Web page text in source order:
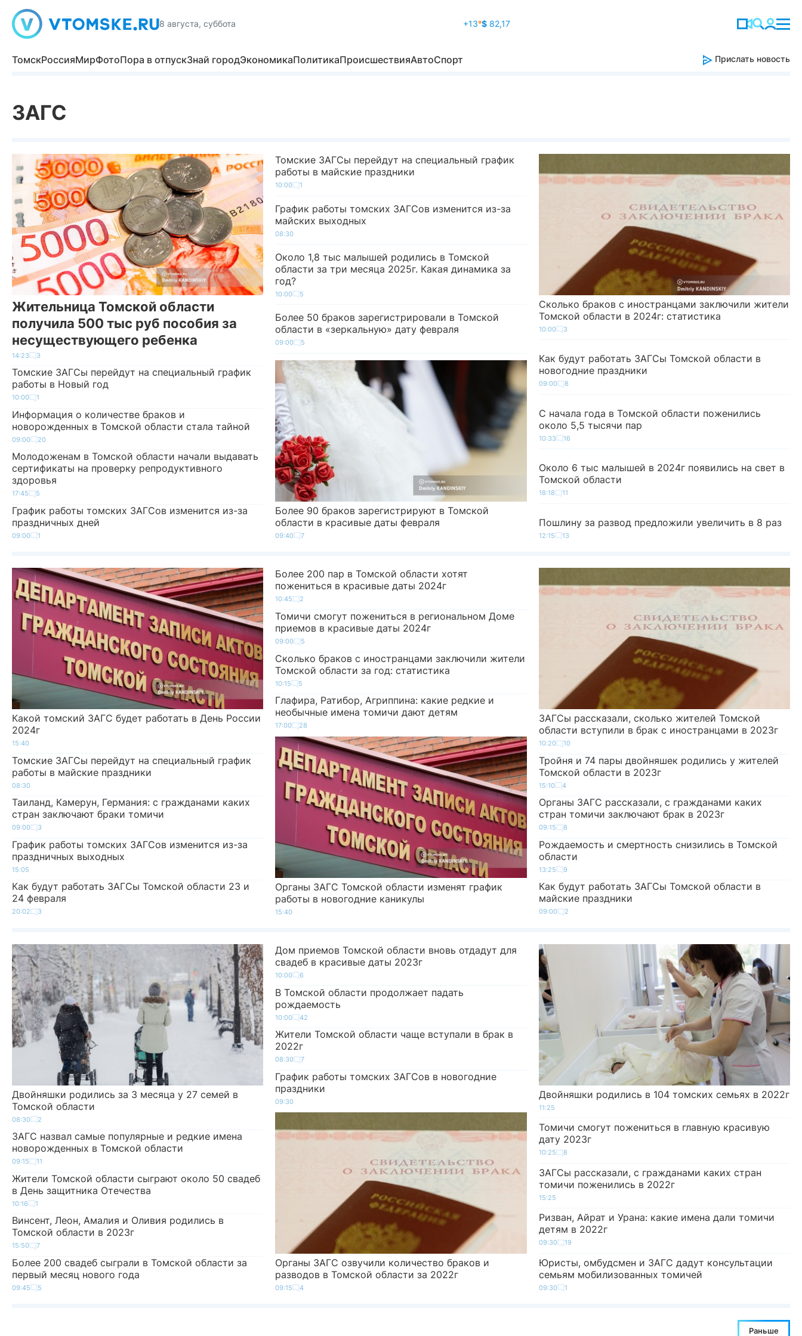
8 августа, суббота +13°$82,17
ТомскРоссияМирФотоПора в отпускЗнай городЭкономикаПолитикаПроисшествияАвтоСпорт Прислать новость
ЗАГС
Жительница Томской области
получила 500 тыс руб пособия за
несуществующего ребенка
14:23 3
Томские ЗАГСы перейдут на специальный график
работы в Новый год
10:00 1
Информация о количестве браков и
новорожденных в Томской области стала тайной
09:00 20
Молодоженам в Томской области начали выдавать
сертификаты на проверку репродуктивного
здоровья
17:45 5
График работы томских ЗАГСов изменится из-за
праздничных дней
09:00 1
Томские ЗАГСы перейдут на специальный график
работы в майские праздники
10:00 1
График работы томских ЗАГСов изменится из-за
майских выходных
08:30
Около 1,8 тыс малышей родились в Томской
области за три месяца 2025г. Какая динамика за
год?
10:00 5
Более 50 браков зарегистрировали в Томской
области в «зеркальную» дату февраля
09:00 5
Более 90 браков зарегистрируют в Томской
области в красивые даты февраля
09:40 7
Сколько браков с иностранцами заключили жители
Томской области в 2024г: статистика
10:00 3
Как будут работать ЗАГСы Томской области в
новогодние праздники
09:00 8
С начала года в Томской области поженились
около 5,5 тысячи пар
10:33 16
Около 6 тыс малышей в 2024г появились на свет в
Томской области
18:18 11
Пошлину за развод предложили увеличить в 8 раз
12:15 13
Какой томский ЗАГС будет работать в День России
2024г
15:40
Томские ЗАГСы перейдут на специальный график
работы в майские праздники
08:30
Таиланд, Камерун, Германия: с гражданами каких
стран заключают браки томичи
09:00 3
График работы томских ЗАГСов изменится из-за
праздничных выходных
15:05
Как будут работать ЗАГСы Томской области 23 и
24 февраля
20:02 3
Более 200 пар в Томской области хотят
пожениться в красивые даты 2024г
10:45 2
Томичи смогут пожениться в региональном Доме
приемов в красивые даты 2024г
09:00 5
Сколько браков с иностранцами заключили жители
Томской области за год: статистика
10:15 5
Глафира, Ратибор, Агриппина: какие редкие и
необычные имена томичи дают детям
17:00 28
Органы ЗАГС Томской области изменят график
работы в новогодние каникулы
15:40
ЗАГСы рассказали, сколько жителей Томской
области вступили в брак с иностранцами в 2023г
10:20 10
Тройня и 74 пары двойняшек родились у жителей
Томской области в 2023г
15:10 4
Органы ЗАГС рассказали, с гражданами каких
стран томичи заключают брак в 2023г
09:15 8
Рождаемость и смертность снизились в Томской
области
13:25 9
Как будут работать ЗАГСы Томской области в
майские праздники
09:00 2
Двойняшки родились за 3 месяца у 27 семей в
Томской области
08:30 2
ЗАГС назвал самые популярные и редкие имена
новорожденных в Томской области
09:15 11
Жители Томской области сыграют около 50 свадеб
в День защитника Отечества
10:16 1
Винсент, Леон, Амалия и Оливия родились в
Томской области в 2023г
15:50 7
Более 200 свадеб сыграли в Томской области за
первый месяц нового года
09:45 5
Дом приемов Томской области вновь отдадут для
свадеб в красивые даты 2023г
10:00 6
В Томской области продолжает падать
рождаемость
10:00 42
Жители Томской области чаще вступали в брак в
2022г
08:30 7
График работы томских ЗАГСов в новогодние
праздники
09:30
Органы ЗАГС озвучили количество браков и
разводов в Томской области за 2022г
09:15 4
Двойняшки родились в 104 томских семьях в 2022г
11:25
Томичи смогут пожениться в главную красивую
дату 2023г
10:25 8
ЗАГСы рассказали, с гражданами каких стран
томичи поженились в 2022г
15:25
Ризван, Айрат и Урана: какие имена дали томичи
детям в 2022г
09:30 19
Юристы, омбудсмен и ЗАГС дадут консультации
семьям мобилизованных томичей
09:30 1
Раньше